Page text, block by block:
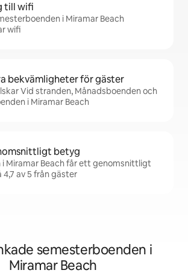
till wifi
i Miramar Beach
wifi
bekvämligheter för gäster
Vid stranden, Månadsboenden och
i Miramar Beach
betyg
i Miramar Beach får ett genomsnittligt
4,7 av 5 från gäster
semesterboenden i
Miramar Beach